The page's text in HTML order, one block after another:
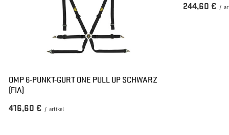
OMP 6-PUNKT-GURT ONE PULL UP SCHWARZ
(FIA)
416,60 € / artikel
244,60 € /